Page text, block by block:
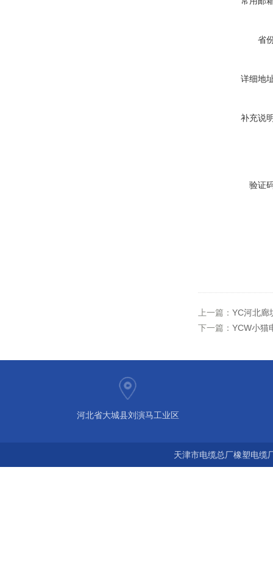
省
详细地
补充说
验证
上一篇： YC河北廊
下一篇： YCW小猫
河北省大城县刘演马工业区
天津市电缆总厂橡塑电